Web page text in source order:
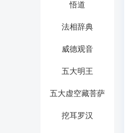
悟道
法相辞典
威德观音
五大明王
五大虚空藏菩萨
挖耳罗汉